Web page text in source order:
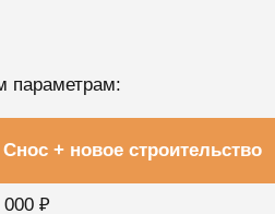
параметрам:
Снос + новое строительство
₽